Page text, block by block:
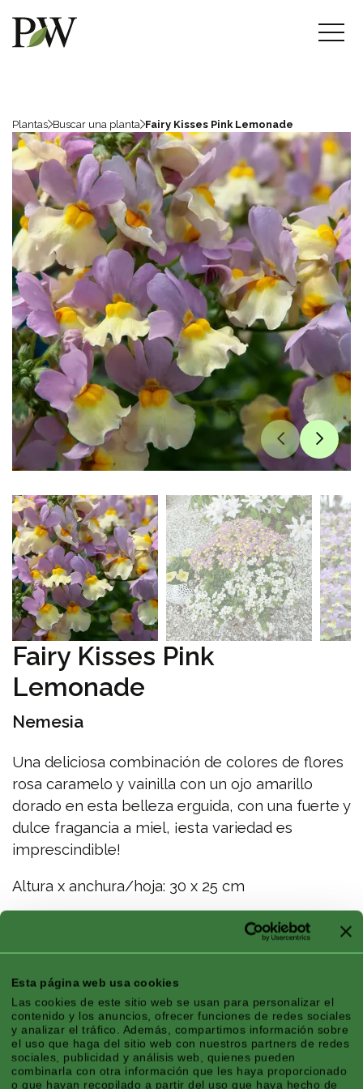
Esta página web usa cookies
Las cookies de este sitio web se usan para personalizar el
contenido y los anuncios, ofrecer funciones de redes sociales
y analizar el tráfico. Además, compartimos información sobre
el uso que haga del sitio web con nuestros partners de redes
sociales, publicidad y análisis web, quienes pueden
combinarla con otra información que les haya proporcionado
o que hayan recopilado a partir del uso que haya hecho de
Plantas Buscar una planta Fairy Kisses Pink Lemonade
Fairy Kisses Pink
Lemonade
Nemesia
Una deliciosa combinación de colores de flores
rosa caramelo y vainilla con un ojo amarillo
dorado en esta belleza erguida, con una fuerte y
dulce fragancia a miel, ¡esta variedad es
imprescindible!
Altura x anchura/hoja: 30 x 25 cm
Zona Climática:Continental, Montaña,
Atlántico
Temporada:Primavera, Verano